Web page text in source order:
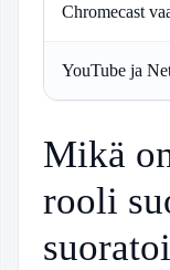
Chromecast
YouTube ja
Mikä
rooli